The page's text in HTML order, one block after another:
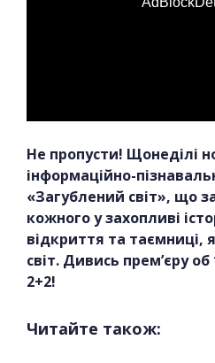
Не пропусти! Щонеділі
інформаційно-
«Загублений світ», що
кожного у захопливі
відкриття та
світ. Дивись прем’єру
2+2!
Читайте також: